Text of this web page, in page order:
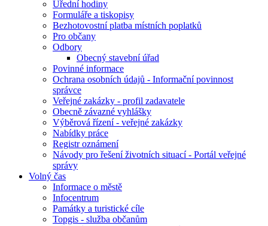
Úřední hodiny
Formuláře a tiskopisy
Bezhotovostní platba místních poplatků
Pro občany
Odbory
Obecný stavební úřad
Povinné informace
Ochrana osobních údajů - Informační povinnost
správce
Veřejné zakázky - profil zadavatele
Obecně závazné vyhlášky
Výběrová řízení - veřejné zakázky
Nabídky práce
Registr oznámení
Návody pro řešení životních situací - Portál veřejné
správy
Volný čas
Informace o městě
Infocentrum
Památky a turistické cíle
Topgis - služba občanům